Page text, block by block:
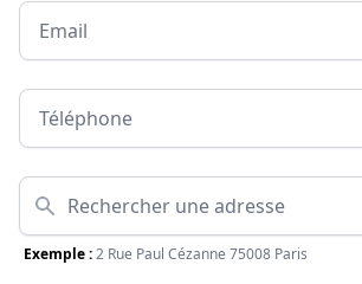
Email
Téléphone
Adresse
Exemple :2 Rue Paul Cézanne 75008 Paris